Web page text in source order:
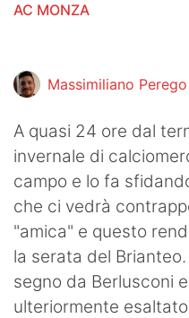
Calcio
Volley
Hockey
Altri sport
Hockey
Pallanuoto
Pallamano
AC MONZA
Massimiliano Perego
A quasi 24 ore dal
invernale di
campo e lo fa
che ci vedrà
"amica" e questo
la serata del
segno da Berlusconi
ulteriormente